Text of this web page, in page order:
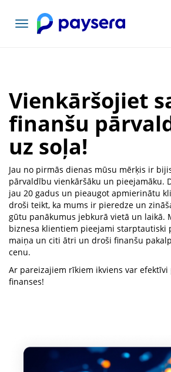
Pārslēgt
navigāciju
Vienkāršojiet
finanšu
uz soļa!
Jau no pirmās dienas mūsu mērķis ir
pārvaldību vienkāršāku un pieejamāku.
jau 20 gadus un pieaugot apmierinātu
droši teikt, ka mums ir pieredze un
gūtu panākumus jebkurā vietā un laikā.
biznesa klientiem pieejami starptautiski
maiņa un citi ātri un droši finanšu
cenu.
Ar pareizajiem rīkiem ikviens var efektīvi
finanses!